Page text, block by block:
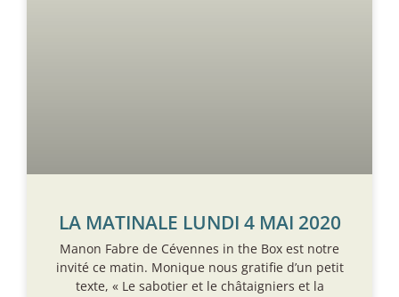
LA MATINALE LUNDI 4 MAI 2020
Manon Fabre de Cévennes in the Box est notre
invité ce matin. Monique nous gratifie d’un petit
texte, « Le sabotier et le châtaigniers et la